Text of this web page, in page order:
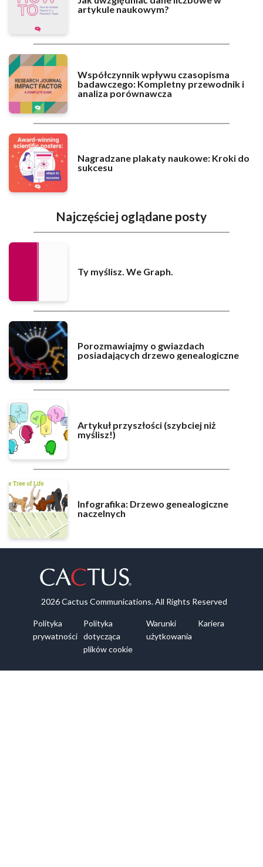
artykule naukowym?
Współczynnik wpływu czasopisma
badawczego: Kompletny przewodnik i
analiza porównawcza
Nagradzane plakaty naukowe: Kroki do
sukcesu
Najczęściej oglądane posty
Ty myślisz. We Graph.
Porozmawiajmy o gwiazdach
posiadających drzewo genealogiczne
Artykuł przyszłości (szybciej niż
myślisz!)
Infografika: Drzewo genealogiczne
naczelnych
2026 Cactus Communications. All Rights Reserved
Polityka
prywatności
Polityka
dotycząca
plików cookie
Warunki
użytkowania
Kariera